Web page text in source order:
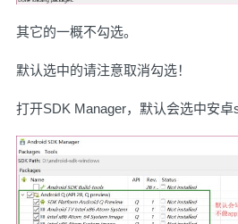
其它的一概不勾选。
默认选中的请注意取消勾选！
打开SDK Manager，默认会选中安卓